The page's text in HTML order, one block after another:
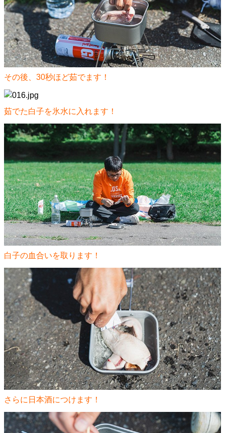
その後、30秒ほど茹でます！
茹でた白子を氷水に入れます！
白子の血合いを取ります！
さらに日本酒につけます！